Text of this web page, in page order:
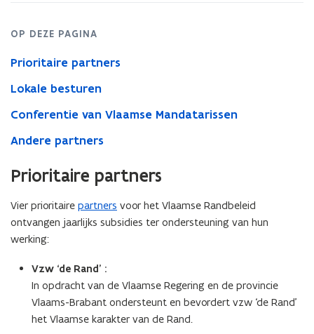
OP DEZE PAGINA
Prioritaire partners
Lokale besturen
Conferentie van Vlaamse Mandatarissen
Andere partners
Prioritaire partners
Vier prioritaire partners voor het Vlaamse Randbeleid
ontvangen jaarlijks subsidies ter ondersteuning van hun
werking:
Vzw ‘de Rand’ :
In opdracht van de Vlaamse Regering en de provincie
Vlaams-Brabant ondersteunt en bevordert vzw ‘de Rand’
het Vlaamse karakter van de Rand.